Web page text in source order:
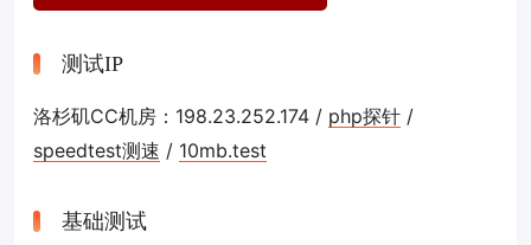
测试IP
洛杉矶CC机房：198.23.252.174 / php探针 /
speedtest测速 / 10mb.test
基础测试